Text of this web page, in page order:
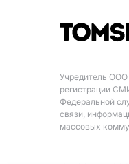
Учредитель
регистрации
Федеральной
связи,
массовых